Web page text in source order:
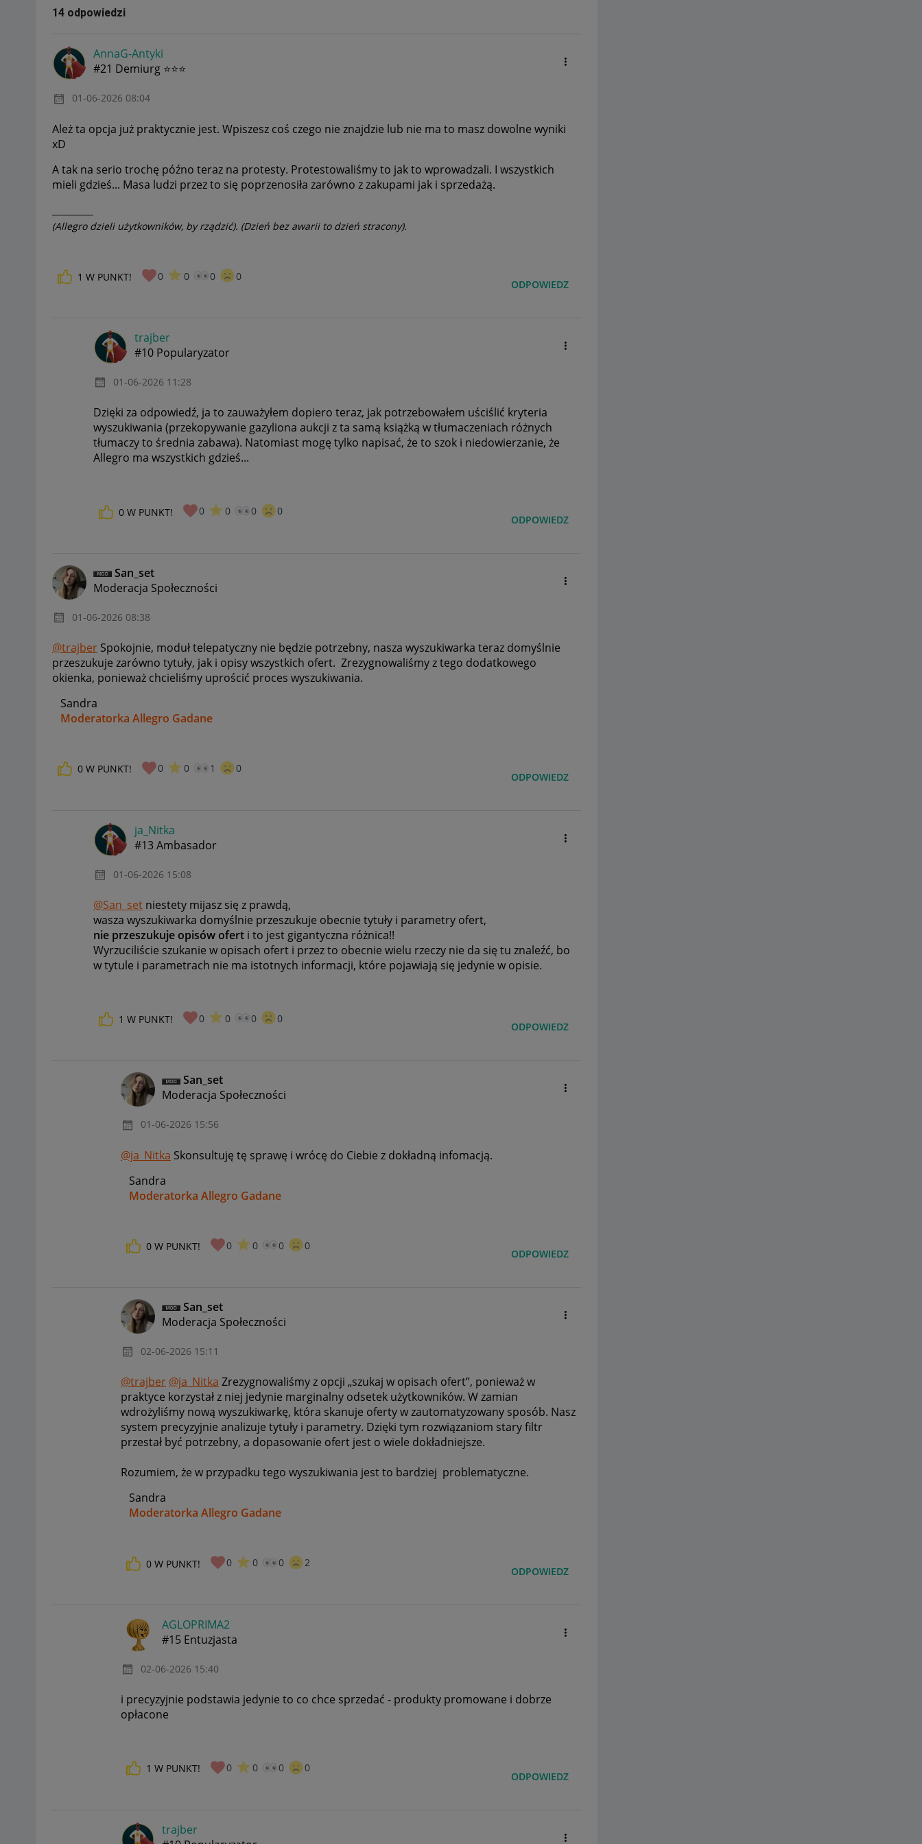
14 odpowiedzi
AnnaG-Antyki
#21 Demiurg ⭐⭐⭐
‎01-06-2026 08:04
Ależ ta opcja już praktycznie jest. Wpiszesz coś czego nie znajdzie lub nie ma to masz dowolne wyniki
xD
A tak na serio trochę późno teraz na protesty. Protestowaliśmy to jak to wprowadzali. I wszystkich
mieli gdzieś... Masa ludzi przez to się poprzenosiła zarówno z zakupami jak i sprzedażą.
(Allegro dzieli użytkowników, by rządzić). (Dzień bez awarii to dzień stracony).
1 W PUNKT! 0 0 0 0
ODPOWIEDZ
trajber
#10 Popularyzator
‎01-06-2026 11:28
Dzięki za odpowiedź, ja to zauważyłem dopiero teraz, jak potrzebowałem uściślić kryteria
wyszukiwania (przekopywanie gazyliona aukcji z ta samą książką w tłumaczeniach różnych
tłumaczy to średnia zabawa). Natomiast mogę tylko napisać, że to szok i niedowierzanie, że
Allegro ma wszystkich gdzieś...
0 W PUNKT! 0 0 0 0
ODPOWIEDZ
San_set
Moderacja Społeczności
‎01-06-2026 08:38
@trajber Spokojnie, moduł telepatyczny nie będzie potrzebny, nasza wyszukiwarka teraz domyślnie
przeszukuje zarówno tytuły, jak i opisy wszystkich ofert. Zrezygnowaliśmy z tego dodatkowego
okienka, ponieważ chcieliśmy uprościć proces wyszukiwania.
Sandra
Moderatorka Allegro Gadane
0 W PUNKT! 0 0 1 0
ODPOWIEDZ
ja_Nitka
#13 Ambasador
‎01-06-2026 15:08
@San_set niestety mijasz się z prawdą,
wasza wyszukiwarka domyślnie przeszukuje obecnie tytuły i parametry ofert,
nie przeszukuje opisów ofert i to jest gigantyczna różnica!!
Wyrzuciliście szukanie w opisach ofert i przez to obecnie wielu rzeczy nie da się tu znaleźć, bo
w tytule i parametrach nie ma istotnych informacji, które pojawiają się jedynie w opisie.
1 W PUNKT! 0 0 0 0
ODPOWIEDZ
San_set
Moderacja Społeczności
‎01-06-2026 15:56
@ja_Nitka Skonsultuję tę sprawę i wrócę do Ciebie z dokładną infomacją.
Sandra
Moderatorka Allegro Gadane
0 W PUNKT! 0 0 0 0
ODPOWIEDZ
San_set
Moderacja Społeczności
‎02-06-2026 15:11
@trajber @ja_Nitka Zrezygnowaliśmy z opcji „szukaj w opisach ofert”, ponieważ w
praktyce korzystał z niej jedynie marginalny odsetek użytkowników. W zamian
wdrożyliśmy nową wyszukiwarkę, która skanuje oferty w zautomatyzowany sposób. Nasz
system precyzyjnie analizuje tytuły i parametry. Dzięki tym rozwiązaniom stary filtr
przestał być potrzebny, a dopasowanie ofert jest o wiele dokładniejsze.
Rozumiem, że w przypadku tego wyszukiwania jest to bardziej problematyczne.
Sandra
Moderatorka Allegro Gadane
0 W PUNKT! 0 0 0 2
ODPOWIEDZ
AGLOPRIMA2
#15 Entuzjasta
‎02-06-2026 15:40
i precyzyjnie podstawia jedynie to co chce sprzedać - produkty promowane i dobrze
opłacone
1 W PUNKT! 0 0 0 0
ODPOWIEDZ
trajber